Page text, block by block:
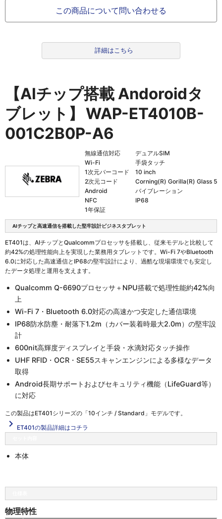
この商品について問い合わせる
詳細はこちら
【AIチップ搭載 Andoroidタ
ブレット】
WAP-ET4010B-
001C2B0P-A6
無線通信対応
Wi-Fi
1次元バーコード
2次元コード
Android
NFC
1年保証
デュアルSIM
手袋タッチ
10 inch
Corning(R) Gorilla(R) Glass 5
バイブレーション
IP68
AIチップと高速通信を搭載した堅牢設計ビジネスタブレット
ET401は、AIチップとQualcommプロセッサを搭載し、従来モデルと比較して
約42%の処理性能向上を実現した業務用タブレットです。Wi-Fi 7やBluetooth
6.0に対応した高速通信とIP68の堅牢設計により、過酷な現場環境でも安定し
たデータ処理と運用を支えます。
Qualcomm Q-6690プロセッサ＋NPU搭載で処理性能約42%向
上
Wi-Fi 7・Bluetooth 6.0対応の高速かつ安定した通信環境
IP68防水防塵・耐落下1.2m（カバー装着時最大2.0m）の堅牢設
計
600nit高輝度ディスプレイと手袋・水滴対応タッチ操作
UHF RFID・OCR・SE55スキャンエンジンによる多様なデータ
取得
Android長期サポートおよびセキュリティ機能（LifeGuard等）
に対応
この製品はET401シリーズの「10インチ / Standard」 モデルです。
navigate_next ET401の製品詳細はコチラ
本体
物理特性